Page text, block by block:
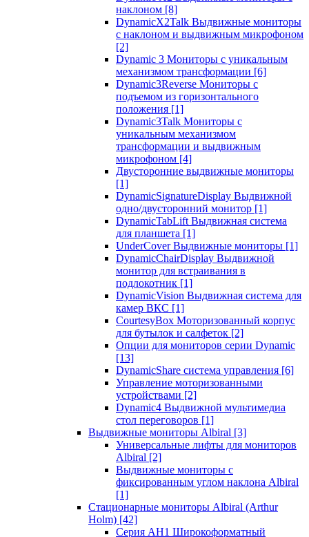
наклоном [8]
DynamicX2Talk Выдвижные мониторы
с наклоном и выдвижным микрофоном
[2]
Dynamic 3 Мониторы с уникальным
механизмом трансформации [6]
Dynamic3Reverse Мониторы с
подъемом из горизонтального
положения [1]
Dynamic3Talk Мониторы с
уникальным механизмом
трансформации и выдвижным
микрофоном [4]
Двусторонние выдвижные мониторы
[1]
DynamicSignatureDisplay Выдвижной
одно/двусторонний монитор [1]
DynamicTabLift Выдвижная система
для планшета [1]
UnderCover Выдвижные мониторы [1]
DynamicChairDisplay Выдвижной
монитор для встраивания в
подлокотник [1]
DynamicVision Выдвижная система для
камер ВКС [1]
CourtesyBox Моторизованный корпус
для бутылок и салфеток [2]
Опции для мониторов серии Dynamic
[13]
DynamicShare система управления [6]
Управление моторизованными
устройствами [2]
Dynamic4 Выдвижной мультимедиа
стол переговоров [1]
Выдвижные мониторы Albiral [3]
Универсальные лифты для мониторов
Albiral [2]
Выдвижные мониторы с
фиксированным углом наклона Albiral
[1]
Стационарные мониторы Albiral (Arthur
Holm) [42]
Серия AH1 Широкоформатный